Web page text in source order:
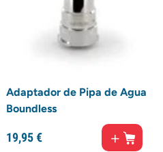
Adaptador de Pipa de Agua
Boundless
19,95€